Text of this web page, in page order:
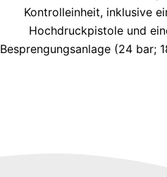
Kontrolleinheit, inklusive
Hochdruckpistole und
Besprengungsanlage (24 bar;